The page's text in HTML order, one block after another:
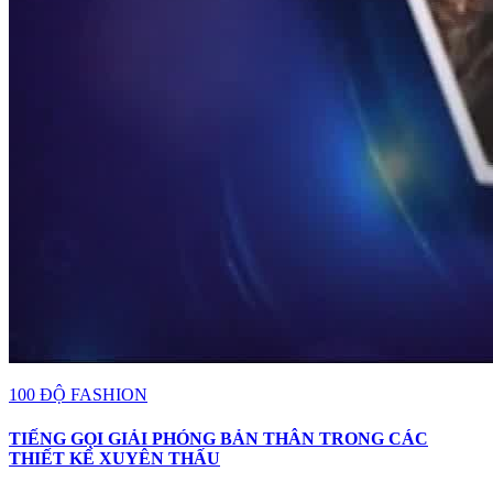
100 ĐỘ FASHION
TIẾNG GỌI GIẢI PHÓNG BẢN THÂN TRONG CÁC
THIẾT KẾ XUYÊN THẤU